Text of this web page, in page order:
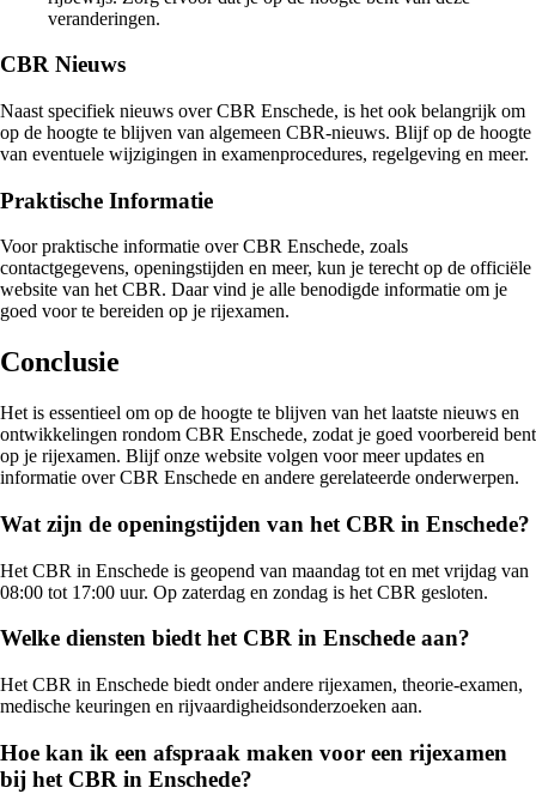
veranderingen.
CBR Nieuws
Naast specifiek nieuws over CBR Enschede, is het ook belangrijk om
op de hoogte te blijven van algemeen CBR-nieuws. Blijf op de hoogte
van eventuele wijzigingen in examenprocedures, regelgeving en meer.
Praktische Informatie
Voor praktische informatie over CBR Enschede, zoals
contactgegevens, openingstijden en meer, kun je terecht op de officiële
website van het CBR. Daar vind je alle benodigde informatie om je
goed voor te bereiden op je rijexamen.
Conclusie
Het is essentieel om op de hoogte te blijven van het laatste nieuws en
ontwikkelingen rondom CBR Enschede, zodat je goed voorbereid bent
op je rijexamen. Blijf onze website volgen voor meer updates en
informatie over CBR Enschede en andere gerelateerde onderwerpen.
Wat zijn de openingstijden van het CBR in Enschede?
Het CBR in Enschede is geopend van maandag tot en met vrijdag van
08:00 tot 17:00 uur. Op zaterdag en zondag is het CBR gesloten.
Welke diensten biedt het CBR in Enschede aan?
Het CBR in Enschede biedt onder andere rijexamen, theorie-examen,
medische keuringen en rijvaardigheidsonderzoeken aan.
Hoe kan ik een afspraak maken voor een rijexamen
bij het CBR in Enschede?